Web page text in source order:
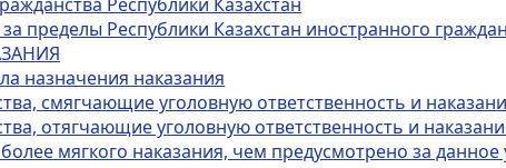
пределы Республики Казахстан иностранного
назначения наказания
смягчающие уголовную ответственность и
отягчающие уголовную ответственность и
мягкого наказания, чем предусмотрено за